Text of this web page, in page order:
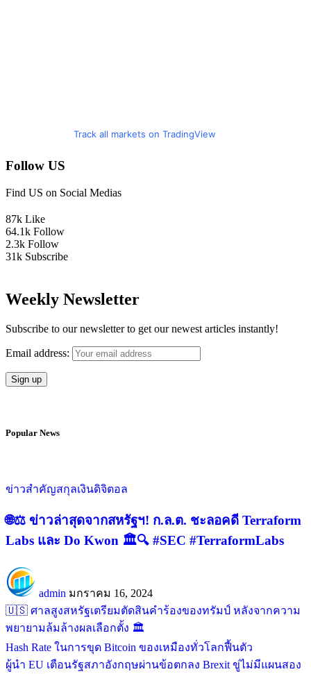
Track all markets on TradingView
Follow US
Find US on Social Medias
87k Like
64.1k Follow
2.3k Follow
31k Subscribe
Weekly Newsletter
Subscribe to our newsletter to get our newest articles instantly!
Email address:
Popular News
ข่าวสำคัญสกุลเงินดิจิตอล
🌐⚖️ ข่าวล่าสุดจากสหรัฐฯ! ก.ล.ต. ชะลอคดี Terraform
Labs และ Do Kwon 🏛️🔍 #SEC #TerraformLabs
admin มกราคม 16, 2024
🇺🇸 ศาลสูงสหรัฐเตรียมตัดสินคำร้องของทรัมป์ หลังจากความ
พยายามล้มล้างผลเลือกตั้ง 🏛️
Hash Rate ในการขุด Bitcoin ของเหมืองทั่วโลกฟื้นตัว
ผู้นำ EU เตือนรัฐสภาอังกฤษผ่านข้อตกลง Brexit ขู่ไม่มีแผนสอง